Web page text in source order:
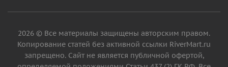
2026 © Все материалы защищены авторским правом.
Копирование статей без активной ссылки RiverMart.ru
запрещено. Сайт не является публичной офертой,